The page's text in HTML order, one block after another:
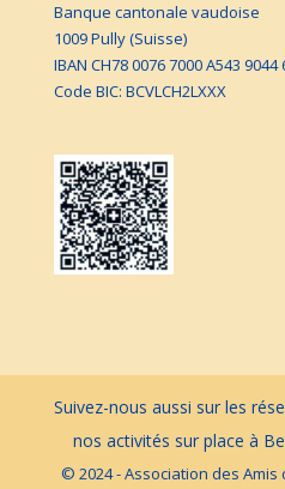
Banque cantonale vaudoise
1009 Pully (Suisse)
IBAN CH78 0076 7000 A543 9044
Code BIC: BCVLCH2LXXX
© 2024 - Association des